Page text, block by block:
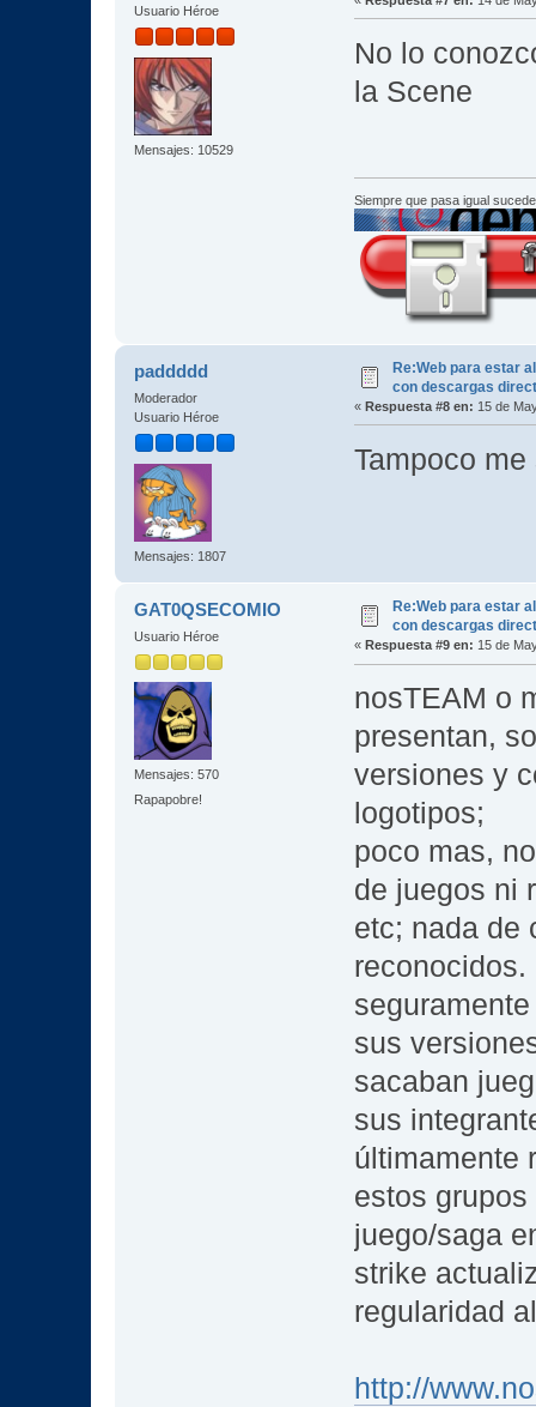
Usuario Héroe
Mensajes: 10529
No lo
la Scene
Siempre que pasa igual
paddddd
Moderador
Usuario Héroe
Mensajes: 1807
Re:Web para estar
con descargas
« Respuesta #8 en: 15 de
Tampoco me
GAT0QSECOMIO
Usuario Héroe
Mensajes: 570
Rapapobre!
Re:Web para estar
con descargas
« Respuesta #9 en: 15 de
nosTEAM o
presentan,
versiones y
logotipos;
poco mas,
de juegos ni
etc; nada de
sus
sacaban
sus
últimamente
estos
juego/saga
strike
regularidad
http://